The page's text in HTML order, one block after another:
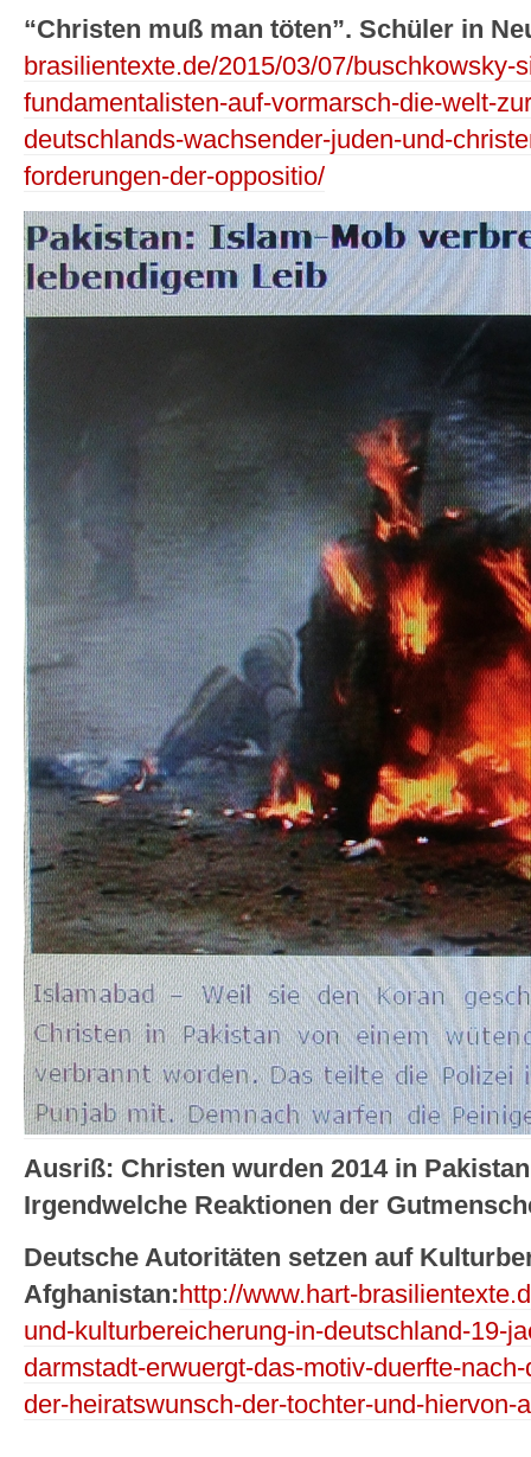
“Christen muß man töten”. Schüler in
brasilientexte.de/2015/03/07/buschkowsky-
fundamentalisten-auf-vormarsch-die-welt-
deutschlands-wachsender-juden-und-
forderungen-der-oppositio/
Ausriß: Christen wurden 2014 in
Irgendwelche Reaktionen der
Deutsche Autoritäten setzen auf
Afghanistan:http://www.hart-
und-kulturbereicherung-in-deutschland-19-
darmstadt-erwuergt-das-motiv-duerfte-
der-heiratswunsch-der-tochter-und-hiervon-